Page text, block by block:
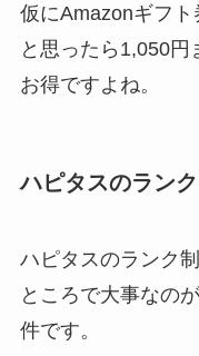
仮にAmazonギフ
と思ったら1,050円
お得ですよね。
ハピタスのラン
ハピタスのランク
ところで大事なの
件です。